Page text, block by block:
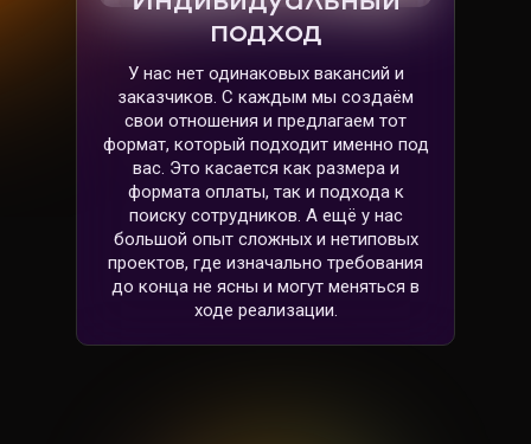
У нас нет одинаковых вакансий и
заказчиков. С каждым мы создаём
свои отношения и предлагаем тот
формат, который подходит именно под
вас. Это касается как размера и
формата оплаты, так и подхода к
поиску сотрудников. А ещё у нас
большой опыт сложных и нетиповых
проектов, где изначально требования
до конца не ясны и могут меняться в
ходе реализации.
подход